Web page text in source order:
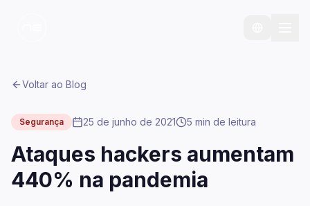
Voltar ao Blog
Segurança 25 de junho de 2021 5 min de leitura
Ataques hackers aumentam
440% na pandemia